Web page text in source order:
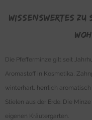
WISSENSWERTES ZU
Die Pfefferminze gilt seit
Aromastoff in Kosmetika,
winterhart, herrlich
Stielen aus der Erde. Die
eigenen Kräutergarten.